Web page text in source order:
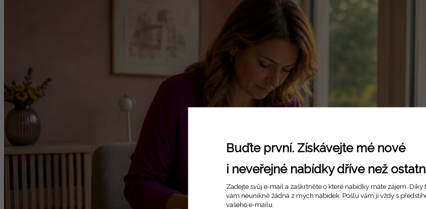
Buďte první. Získávejte mé nové
i neveřejné nabídky dříve než
Zadejte svůj e-mail a zaškrtněte o které nabídky máte zájem. Díky
vám neunikně žádná z mých nabídek. Pošlu vám ji vždy s
vašeho e-mailu.